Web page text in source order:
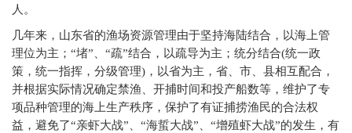
人。
几年来，山东省的渔场资源管理由于坚持海陆结合，以海上管
理位为主；“堵”、“疏”结合，以疏导为主；统分结合(统一政
策，统一指挥，分级管理)，以省为主，省、市、县相互配合，
并根据实际情况确定禁渔、开捕时间和投产船数等，维护了专
项品种管理的海上生产秩序，保护了有证捕捞渔民的合法权
益，避免了“亲虾大战”、“海蜇大战”、“增殖虾大战”的发生，有